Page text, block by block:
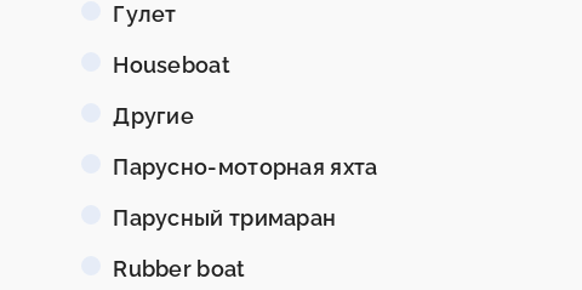
Гулет
Houseboat
Другие
Парусно-моторная яхта
Парусный тримаран
Rubber boat